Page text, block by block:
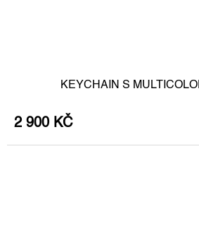
KEYCHAIN S
2 900 KČ